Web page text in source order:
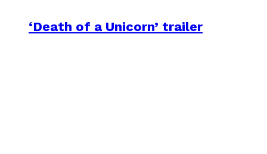
‘Death of a Unicorn’ trailer